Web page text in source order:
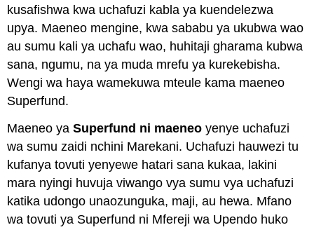
kusafishwa kwa uchafuzi kabla ya kuendelezwa
upya. Maeneo mengine, kwa sababu ya ukubwa wao
au sumu kali ya uchafu wao, huhitaji gharama kubwa
sana, ngumu, na ya muda mrefu ya kurekebisha.
Wengi wa haya wamekuwa mteule kama maeneo
Superfund.
Maeneo yaSuperfund ni maeneo yenye uchafuzi
wa sumu zaidi nchini Marekani. Uchafuzi hauwezi tu
kufanya tovuti yenyewe hatari sana kukaa, lakini
mara nyingi huvuja viwango vya sumu vya uchafuzi
katika udongo unaozunguka, maji, au hewa. Mfano
wa tovuti ya Superfund ni Mfereji wa Upendo huko